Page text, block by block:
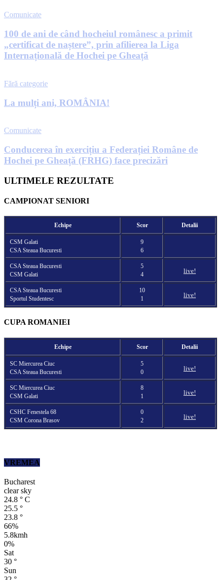
Comunicate
100 de ani de când hocheiul românesc a primit
„certificat de naștere”, prin afilierea la Liga
Internațională de Hochei pe Gheață
Fără categorie
La mulți ani, ROMÂNIA!
Comunicate
Conducerea în exercițiu a Federației Române de
Hochei pe Gheață (FRHG) face precizări
ULTIMELE REZULTATE
CAMPIONAT SENIORI
Echipe Scor Detalii
CSM Galati
CSA Steaua Bucuresti
9
6
CSA Steaua Bucuresti
CSM Galati
5
4
live!
CSA Steaua Bucuresti
Sportul Studentesc
10
1
live!
CUPA ROMANIEI
Echipe Scor Detalii
SC Miercurea Ciuc
CSA Steaua Bucuresti
5
0
live!
SC Miercurea Ciuc
CSM Galati
8
1
live!
CSHC Fenestela 68
CSM Corona Brasov
0
2
live!
VREMEA
Bucharest
clear sky
24.8 ° C
25.5 °
23.8 °
66%
5.8kmh
0%
Sat
30 °
Sun